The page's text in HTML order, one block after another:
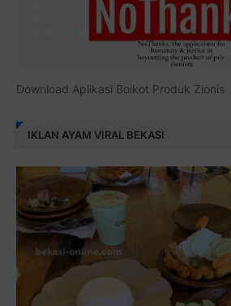
Download Aplikasi Boikot Produk Zionis
IKLAN AYAM VIRAL BEKASI